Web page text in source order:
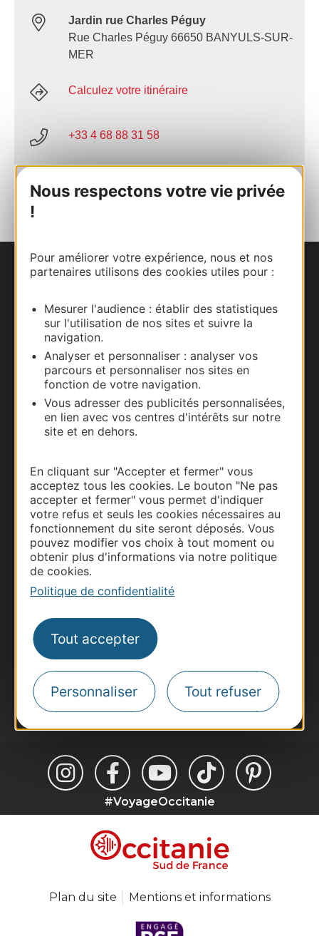
Nous respectons votre vie privée
!
Pour améliorer votre expérience, nous et nos
partenaires utilisons des cookies utiles pour :
Mesurer l'audience : établir des statistiques
sur l'utilisation de nos sites et suivre la
navigation.
Analyser et personnaliser : analyser vos
parcours et personnaliser nos sites en
fonction de votre navigation.
Vous adresser des publicités personnalisées,
en lien avec vos centres d'intérêts sur notre
site et en dehors.
En cliquant sur "Accepter et fermer" vous
acceptez tous les cookies. Le bouton "Ne pas
accepter et fermer" vous permet d'indiquer
votre refus et seuls les cookies nécessaires au
fonctionnement du site seront déposés. Vous
pouvez modifier vos choix à tout moment ou
obtenir plus d'informations via notre politique
de cookies.
Politique de confidentialité
Tout accepter
Personnaliser Tout refuser
Jardin rue Charles Péguy
Rue Charles Péguy 66650 BANYULS-SUR-
MER
Calculez votre itinéraire
+33 4 68 88 31 58
AU CARNET
Nous contacter
Carte interactive
Documentation
Thermalisme
Business/Mice
Pros d'Occitanie
Site presse et d'influence
Voyagistes
Destination Sport
Inscrivez-vous à la lettre d'information
Destination Occitanie pour recevoir des
suggestions de séjours, de visites et de sorties.
Je m'abonne
#VoyageOccitanie
Plan du site Mentions et informations